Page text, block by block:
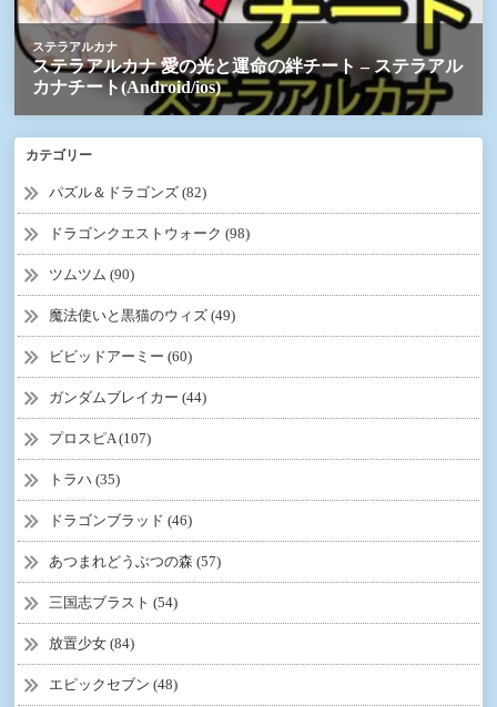
カテゴリー
パズル＆ドラゴンズ (82)
ドラゴンクエストウォーク (98)
ツムツム (90)
魔法使いと黒猫のウィズ (49)
ビビッドアーミー (60)
ガンダムブレイカー (44)
プロスピA (107)
トラハ (35)
ドラゴンブラッド (46)
あつまれどうぶつの森 (57)
三国志ブラスト (54)
放置少女 (84)
エピックセブン (48)